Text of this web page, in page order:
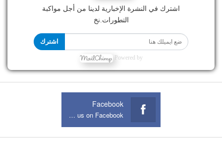
اشترك في النشرة الإخبارية لدينا من أجل مواكبة
التطورات.نخ
اشترك
Powered by
Facebook
Join us on Facebook